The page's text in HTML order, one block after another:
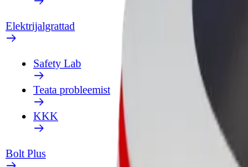
Elektrijalgrattad
Safety Lab
Teata probleemist
KKK
Bolt Plus